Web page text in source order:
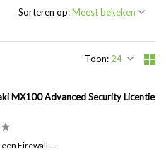
Toon:
Sorteren op:
MX100 Advanced Security Licentie
Firewall ...